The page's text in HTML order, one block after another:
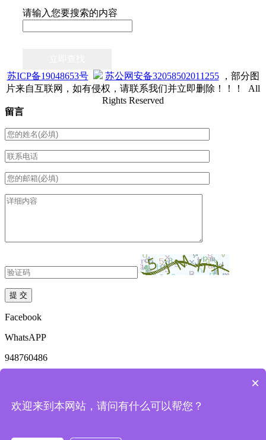
请输入您要搜索的内容
苏ICP备19048653号
苏公网安备32058502011255，部分图
片来自互联网，如有侵权，请联系我们并立即删除！！！ All
Rights Reserved
留言
Facebook
WhatsAPP
948760486
18136969561
×
欢迎来到本网站，请问有什么可以帮您？